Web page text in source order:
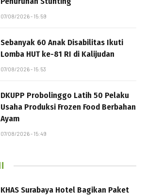
07/08/2026 - 15:59
Sebanyak 60 Anak Disabilitas Ikuti
Lomba HUT ke-81 RI di Kalijudan
07/08/2026 - 15:53
DKUPP Probolinggo Latih 50 Pelaku
Usaha Produksi Frozen Food Berbahan
Ayam
07/08/2026 - 15:49
KHAS Surabaya Hotel Bagikan Paket